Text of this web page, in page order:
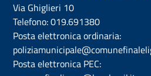
Via Ghiglieri 10
Telefono:019.691380
Posta elettronica ordinaria:
Posta elettronica PEC: